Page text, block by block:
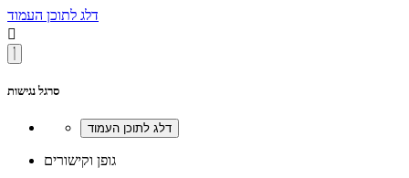
דלג לתוכן העמוד

סרגל נגישות
גופן וקישורים